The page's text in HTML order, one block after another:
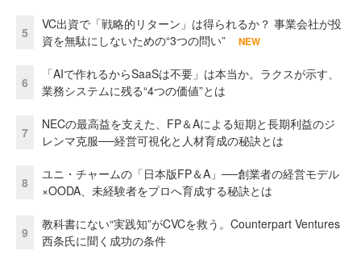
5
VC出資で「戦略的リターン」は得られるか？ 事業会社が投
資を無駄にしないための“3つの問い”
NEW
6
「AIで作れるからSaaSは不要」は本当か。ラクスが示す、
業務システムに残る“4つの価値”とは
7
NECの最高益を支えた、FP＆Aによる短期と長期利益のジ
レンマ克服──経営可視化と人材育成の秘訣とは
8
ユニ・チャームの「日本版FP＆A」──創業者の経営モデル
×OODA、未経験者をプロへ育成する秘訣とは
9
教科書にない“実践知”がCVCを救う。Counterpart Ventures
西条氏に聞く成功の条件